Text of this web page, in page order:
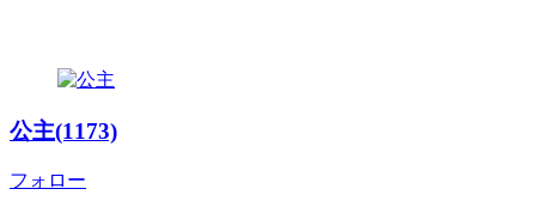
公主(1173)
フォロー